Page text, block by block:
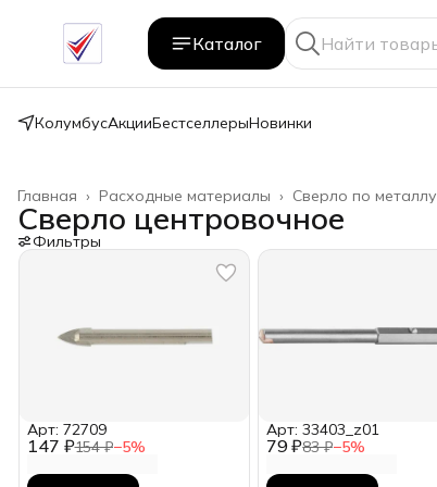
Каталог
КолумбусАкцииБестселлерыНовинки
Сверло по металлу
Расходные материалы ›
Главная ›
Сверло центровочное
Фильтры
147 ₽154 ₽−5%
Арт: 72709
79 ₽83 ₽−5%
Арт: 33403_z01